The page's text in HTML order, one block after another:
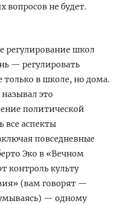
вопросов не будет.
регулирование школ
— регулировать
только в школе, но дома.
это
политической
все аспекты
повседневные
Эко в «Вечном
контроль культу
(вам говорят —
— одному